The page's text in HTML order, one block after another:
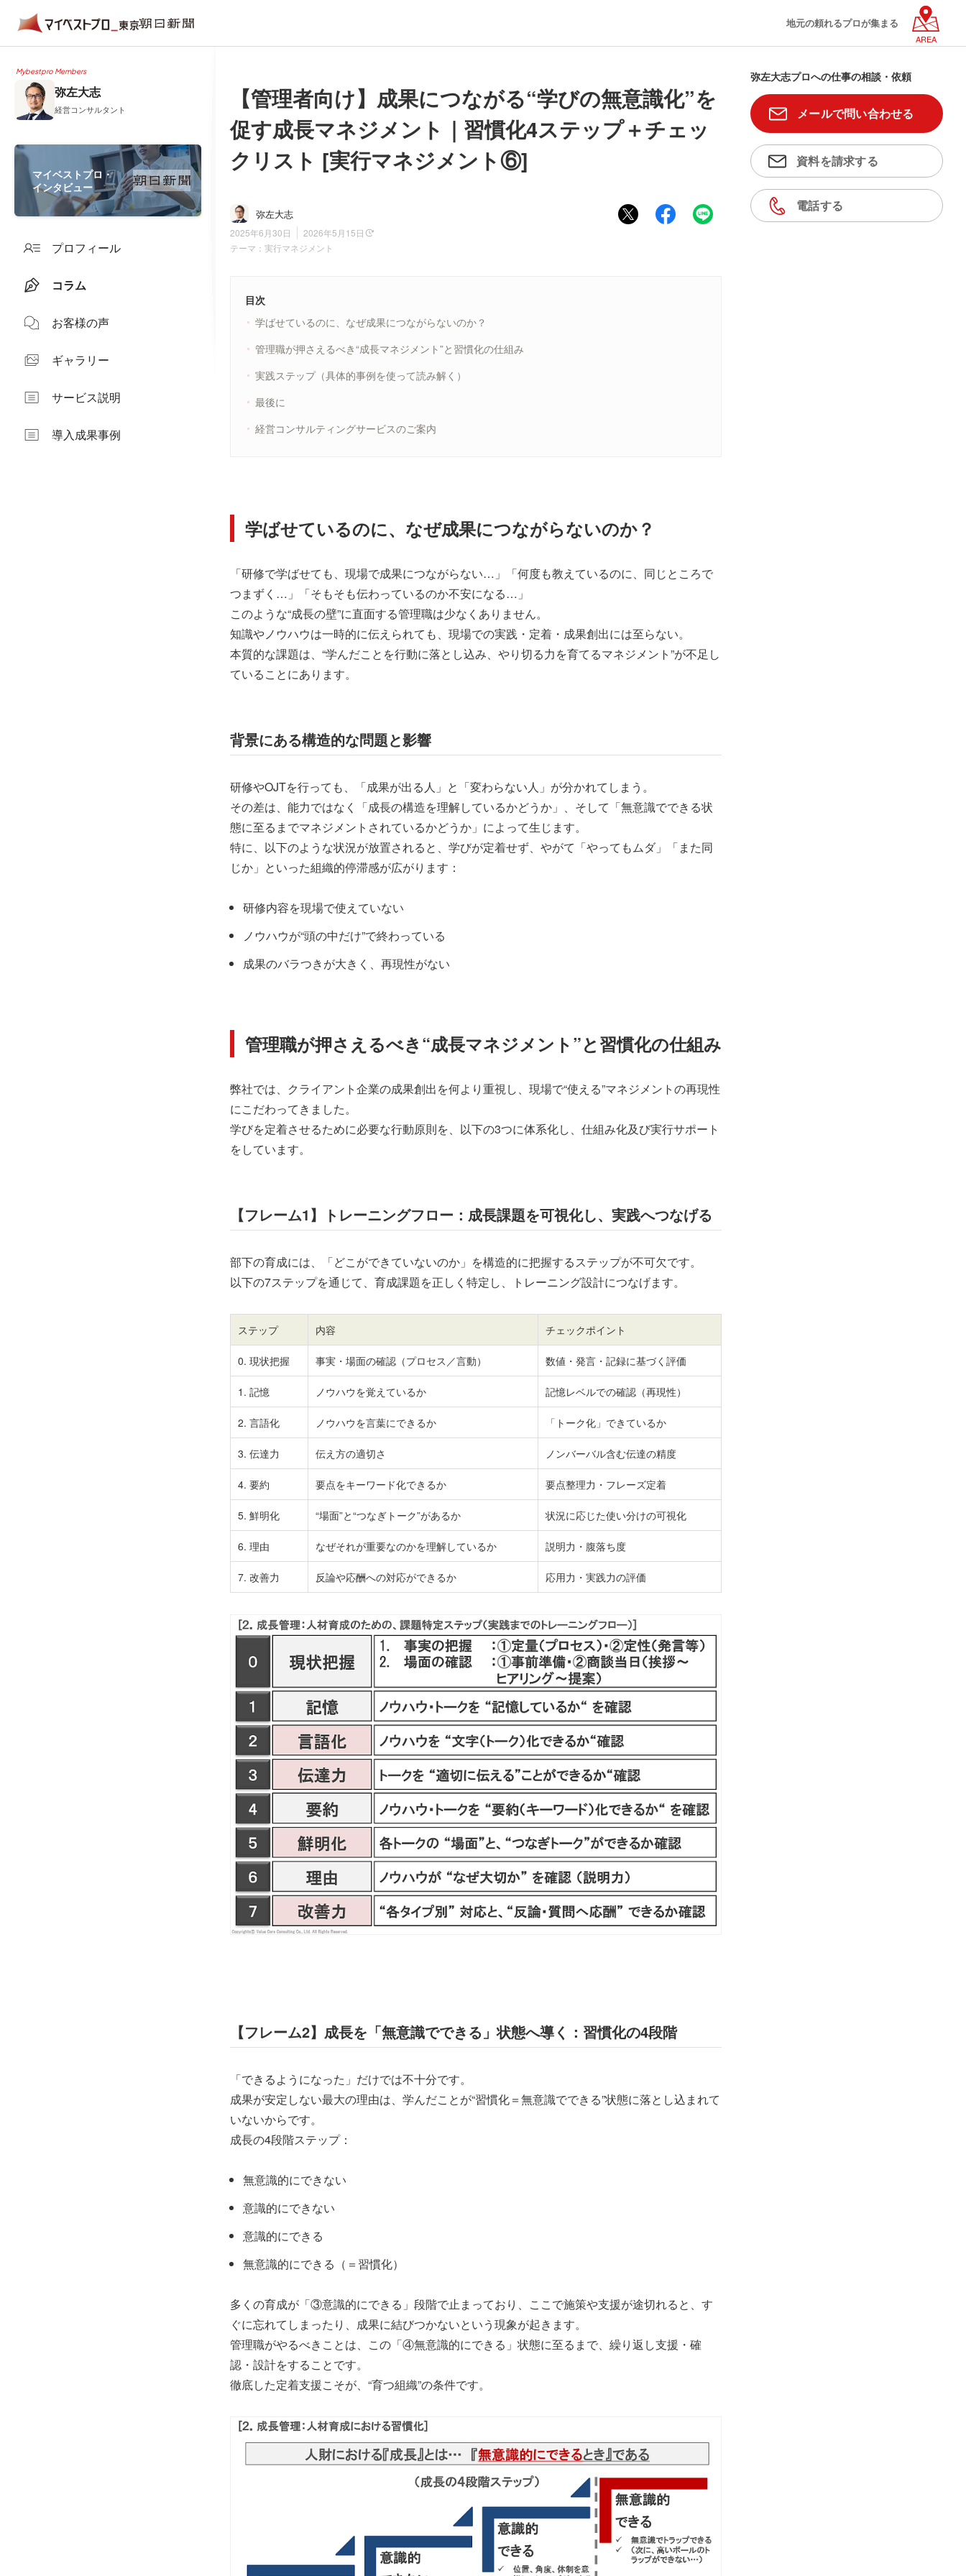
地元の頼れるプロが集まる
AREA
Mybestpro Members
弥左大志
経営コンサルタント
マイベストプロ・
インタビュー
プロフィール
コラム
お客様の声
ギャラリー
サービス説明
導入成果事例
【管理者向け】成果につながる“学びの無意識化”を
促す成長マネジメント｜習慣化4ステップ＋チェッ
クリスト [実行マネジメント⑥]
弥左大志
2025年6月30日
2026年5月15日
テーマ： 実行マネジメント
目次
学ばせているのに、なぜ成果につながらないのか？
管理職が押さえるべき“成長マネジメント”と習慣化の仕組み
実践ステップ（具体的事例を使って読み解く）
最後に
経営コンサルティングサービスのご案内
学ばせているのに、なぜ成果につながらないのか？
「研修で学ばせても、現場で成果につながらない…」「何度も教えているのに、同じところで
つまずく…」「そもそも伝わっているのか不安になる…」
このような“成長の壁”に直面する管理職は少なくありません。
知識やノウハウは一時的に伝えられても、現場での実践・定着・成果創出には至らない。
本質的な課題は、“学んだことを行動に落とし込み、やり切る力を育てるマネジメント”が不足し
ていることにあります。
背景にある構造的な問題と影響
研修やOJTを行っても、「成果が出る人」と「変わらない人」が分かれてしまう。
その差は、能力ではなく「成長の構造を理解しているかどうか」、そして「無意識でできる状
態に至るまでマネジメントされているかどうか」によって生じます。
特に、以下のような状況が放置されると、学びが定着せず、やがて「やってもムダ」「また同
じか」といった組織的停滞感が広がります：
研修内容を現場で使えていない
ノウハウが“頭の中だけ”で終わっている
成果のバラつきが大きく、再現性がない
管理職が押さえるべき“成長マネジメント”と習慣化の仕組み
弊社では、クライアント企業の成果創出を何より重視し、現場で“使える”マネジメントの再現性
にこだわってきました。
学びを定着させるために必要な行動原則を、以下の3つに体系化し、仕組み化及び実行サポート
をしています。
【フレーム1】トレーニングフロー：成長課題を可視化し、実践へつなげる
部下の育成には、「どこができていないのか」を構造的に把握するステップが不可欠です。
以下の7ステップを通じて、育成課題を正しく特定し、トレーニング設計につなげます。
ステップ 内容 チェックポイント
0. 現状把握 事実・場面の確認（プロセス／言動） 数値・発言・記録に基づく評価
1. 記憶 ノウハウを覚えているか 記憶レベルでの確認（再現性）
2. 言語化 ノウハウを言葉にできるか 「トーク化」できているか
3. 伝達力 伝え方の適切さ ノンバーバル含む伝達の精度
4. 要約 要点をキーワード化できるか 要点整理力・フレーズ定着
5. 鮮明化 “場面”と“つなぎトーク”があるか 状況に応じた使い分けの可視化
6. 理由 なぜそれが重要なのかを理解しているか 説明力・腹落ち度
7. 改善力 反論や応酬への対応ができるか 応用力・実践力の評価
【フレーム2】成長を「無意識でできる」状態へ導く：習慣化の4段階
「できるようになった」だけでは不十分です。
成果が安定しない最大の理由は、学んだことが“習慣化＝無意識でできる”状態に落とし込まれて
いないからです。
成長の4段階ステップ：
無意識的にできない
意識的にできない
意識的にできる
無意識的にできる（＝習慣化）
多くの育成が「③意識的にできる」段階で止まっており、ここで施策や支援が途切れると、す
ぐに忘れてしまったり、成果に結びつかないという現象が起きます。
管理職がやるべきことは、この「④無意識的にできる」状態に至るまで、繰り返し支援・確
認・設計をすることです。
徹底した定着支援こそが、“育つ組織”の条件です。
弥左大志プロへの仕事の相談・依頼
メールで問い合わせる
資料を請求する
電話する